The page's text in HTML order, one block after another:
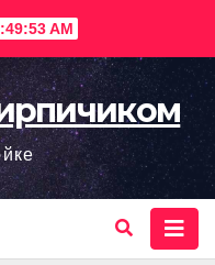
AM